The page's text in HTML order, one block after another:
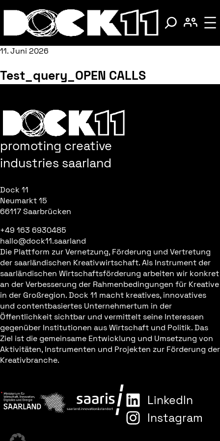
11. Juni 2026
Test_query_OPEN CALLS
promoting creative
industries saarland
Dock 11
Neumarkt 15
66117 Saarbrücken
+49 163 6930485
hallo@dock11.saarland
Die Plattform zur Vernetzung, Förderung und Vertretung
der saarländischen Kreativwirtschaft. Als Instrument der
saarländischen Wirtschaftsförderung arbeiten wir konkret
an der Verbesserung der Rahmenbedingungen für Kreative
in der Großregion. Dock 11 macht kreatives, innovatives
und contentbasiertes Unternehmertum in der
Öffentlichkeit sichtbar und vermittelt seine Interessen
gegenüber Institutionen aus Wirtschaft und Politik. Das
Ziel ist die gemeinsame Entwicklung und Umsetzung von
Aktivitäten, Instrumenten und Projekten zur Förderung der
Kreativbranche.
LinkedIn
Instagram